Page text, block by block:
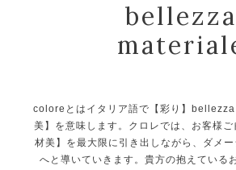
bellezza
coloreとはイタリア語で【彩り】
美】を意味します。クロレでは、お客様
材美】を最大限に引き出しながら、ダメ
へと導いていきます。貴方の抱えている